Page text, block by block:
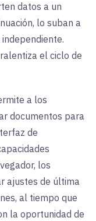
datos a un
lo suban a
el ciclo de
a los
documentos para
de
los
ajustes de última
al tiempo que
la oportunidad de